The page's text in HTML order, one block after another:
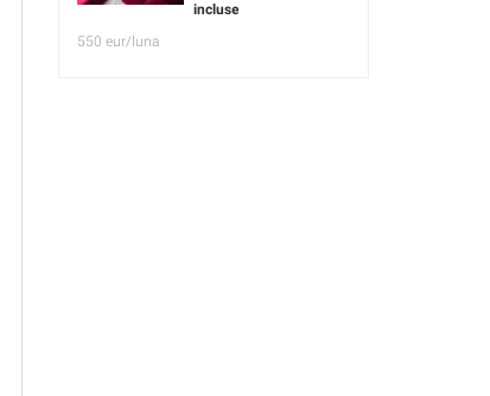
incluse
550 eur/luna